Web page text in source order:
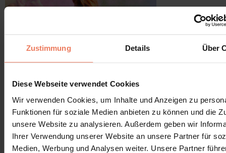
Zustimmung Details Über
Diese Webseite verwendet Cookies
Wir verwenden Cookies, um Inhalte und Anzeigen zu
Funktionen für soziale Medien anbieten zu können und die
unsere Website zu analysieren. Außerdem geben wir
Ihrer Verwendung unserer Website an unsere Partner für
Medien, Werbung und Analysen weiter. Unsere Partner
Lascia un commento
Devi essere connesso per inviare un commento.